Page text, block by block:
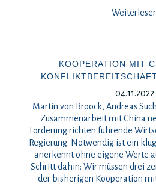
KOOPERATION MIT
04.11.2022
Martin von Broock, Andreas
Zusammenarbeit mit China
Forderung richten führende
Regierung. Notwendig ist ein
anerkennt ohne eigene Werte
Schritt dahin: Wir müssen drei
der bisherigen Kooperation